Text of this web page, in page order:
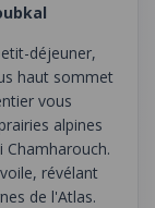
déjeuner,
haut sommet
vous
alpines
Chamharouch.
révélant
de l'Atlas.